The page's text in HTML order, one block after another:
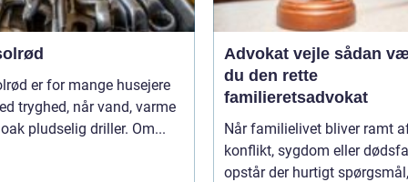
er for mange husejere
tryghed, når vand, varme
pludselig driller. Om...
Advokat vejle sådan vælger
du den rette
familieretsadvokat
Når familielivet bliver ramt
konflikt, sygdom eller
opstår der hurtigt